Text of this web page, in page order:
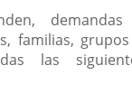
familias,
las